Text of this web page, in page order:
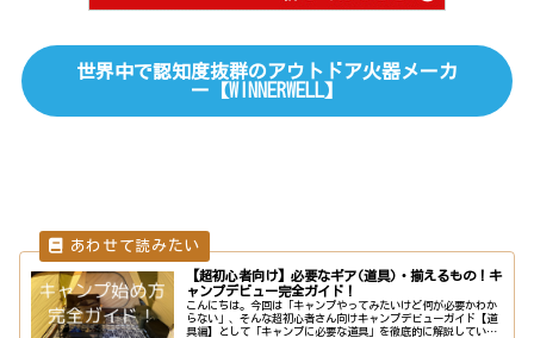
世界中で認知度抜群のアウトドア火器メーカ
ー【WINNERWELL】
【超初心者向け】必要なギア(道具)・揃えるもの！キ
ャンプデビュー完全ガイド！
こんにちは。今回は「キャンプやってみたいけど何が必要かわか
らない」、そんな超初心者さん向けキャンプデビューガイド【道
具編】として「キャンプに必要な道具」を徹底的に解説していき